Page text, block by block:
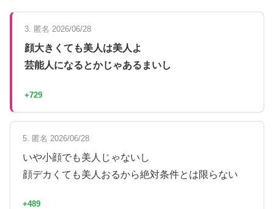
3. 匿名 2026/06/28
顔大きくても美人は美人よ
芸能人になるとかじゃあるまいし
+729
5. 匿名 2026/06/28
いや小顔でも美人じゃないし
顔デカくても美人おるから絶対条件とは限らない
+489